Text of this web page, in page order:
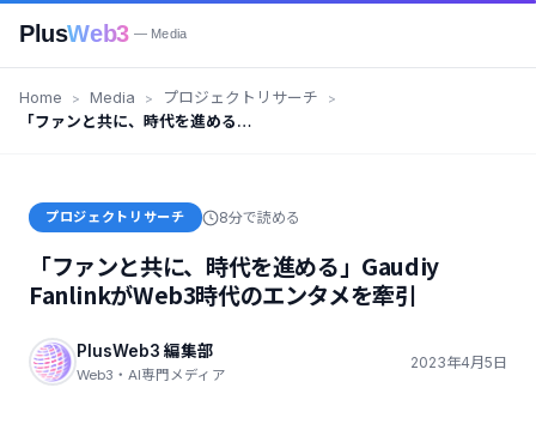
PlusWeb3 — Media
Home Media
プロジェクトリサーチ
「ファンと共に、時代を進める」
プロジェクトリサーチ 8分で読める
「ファンと共に、時代を進める」Gaudiy
FanlinkがWeb3時代のエンタメを牽引
PlusWeb3 編集部
Web3・AI専門メディア
2023年4月5日